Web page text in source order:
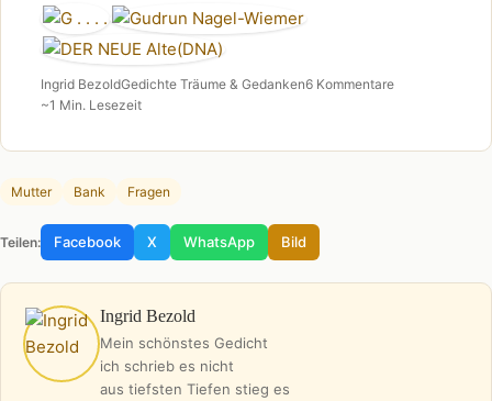
Ingrid BezoldGedichte Träume & Gedanken6 Kommentare
~1 Min. Lesezeit
Mutter Bank Fragen
Teilen: Facebook X WhatsApp Bild
Ingrid Bezold
Mein schönstes Gedicht
ich schrieb es nicht
aus tiefsten Tiefen stieg es